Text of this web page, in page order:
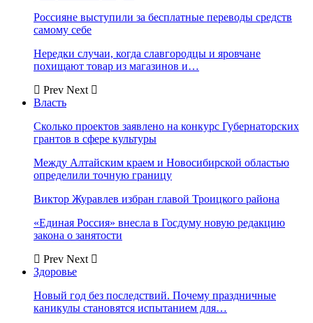
Россияне выступили за бесплатные переводы средств
самому себе
Нередки случаи, когда славгородцы и яровчане
похищают товар из магазинов и…
Prev Next
Власть
Сколько проектов заявлено на конкурс Губернаторских
грантов в сфере культуры
Между Алтайским краем и Новосибирской областью
определили точную границу
Виктор Журавлев избран главой Троицкого района
«Единая Россия» внесла в Госдуму новую редакцию
закона о занятости
Prev Next
Здоровье
Новый год без последствий. Почему праздничные
каникулы становятся испытанием для…